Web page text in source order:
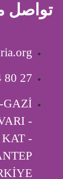
تواصل
80 27
GAZİ
-
-